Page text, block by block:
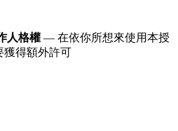
人格權 — 在依你所想來使用本授
獲得額外許可